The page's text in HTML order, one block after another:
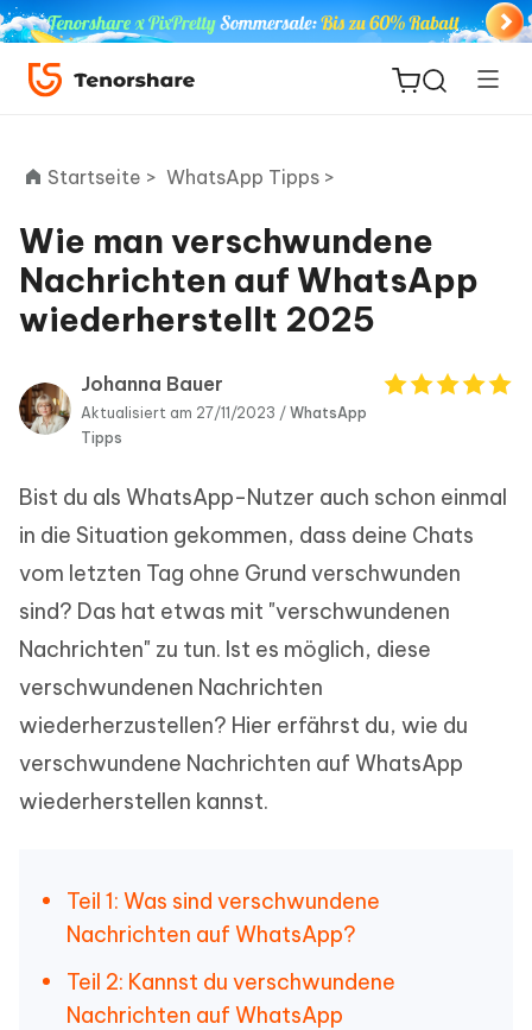
ReiBoot
for iOS
PDF
Editor
Neu
Startseite > WhatsApp Tipps >
Wie man verschwundene
Nachrichten auf WhatsApp
wiederherstellt 2025
Johanna Bauer
Aktualisiert am 27/11/2023 / WhatsApp
Tipps
Bist du als WhatsApp-Nutzer auch schon einmal
in die Situation gekommen, dass deine Chats
vom letzten Tag ohne Grund verschwunden
sind? Das hat etwas mit "verschwundenen
Nachrichten" zu tun. Ist es möglich, diese
verschwundenen Nachrichten
wiederherzustellen? Hier erfährst du, wie du
verschwundene Nachrichten auf WhatsApp
wiederherstellen kannst.
Teil 1: Was sind verschwundene
Nachrichten auf WhatsApp?
Teil 2: Kannst du verschwundene
Nachrichten auf WhatsApp